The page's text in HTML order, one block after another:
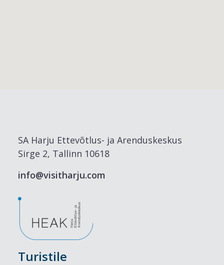
SA Harju Ettevõtlus- ja Arenduskeskus
Sirge 2, Tallinn 10618
info@visitharju.com
Turistile